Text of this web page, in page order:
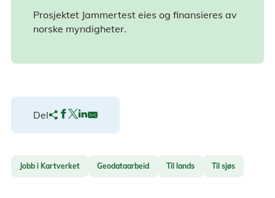
Prosjektet Jammertest eies og finansieres av
norske myndigheter.
Del
Jobb i Kartverket Geodataarbeid Til lands Til sjøs